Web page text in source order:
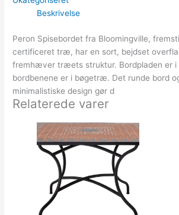
Beskrivelse
Peron Spisebordet fra Bloomingville,
certificeret træ, har en sort, bejdset
fremhæver træets struktur. Bordpladen er
bordbenene er i bøgetræ. Det runde bord
minimalistiske design gør d
Relaterede varer